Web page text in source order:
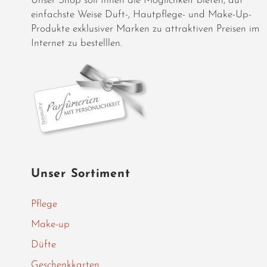
einfachste Weise Duft-, Hautpflege- und Make-Up-
Produkte exklusiver Marken zu attraktiven Preisen im
Internet zu bestelllen.
Unser Sortiment
Pflege
Make-up
Düfte